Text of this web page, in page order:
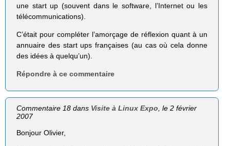
une start up (souvent dans le software, l’Internet ou les
télécommunications).
C’était pour compléter l’amorçage de réflexion quant à un
annuaire des start ups françaises (au cas où cela donne
des idées à quelqu’un).
Répondre à ce commentaire
Commentaire 18 dans Visite à Linux Expo, le 2 février
2007
Bonjour Olivier,